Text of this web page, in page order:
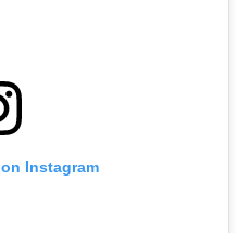
Instagram